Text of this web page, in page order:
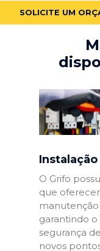
SOLICITE UM
O Grifo
que
garantindo
segurança
novos